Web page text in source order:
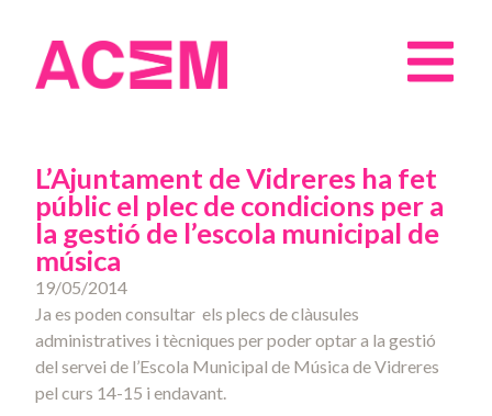
L’Ajuntament de Vidreres ha fet
públic el plec de condicions per a
la gestió de l’escola municipal de
música
19/05/2014
Ja es poden consultar els plecs de clàusules
administratives i tècniques per poder optar a la gestió
del servei de l’Escola Municipal de Música de Vidreres
pel curs 14-15 i endavant.